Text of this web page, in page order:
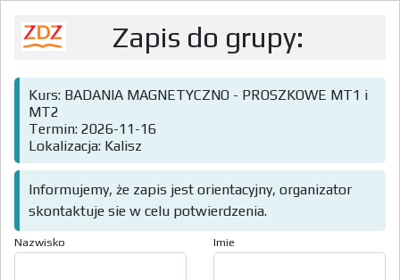
Zapis do grupy:
Kurs: BADANIA MAGNETYCZNO - PROSZKOWE MT1 i
MT2
Termin: 2026-11-16
Lokalizacja: Kalisz
Informujemy, że zapis jest orientacyjny, organizator
skontaktuje sie w celu potwierdzenia.
Nazwisko Imie